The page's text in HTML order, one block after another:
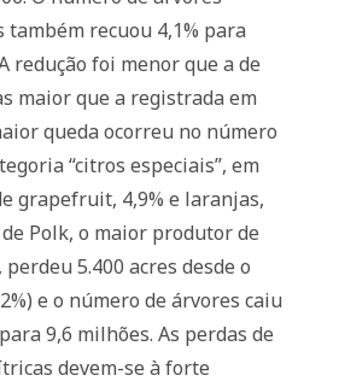
também recuou 4,1% para
redução foi menor que a de
maior que a registrada em
queda ocorreu no número
“citros especiais”, em
grapefruit, 4,9% e laranjas,
de Polk, o maior produtor de
5.400 acres desde o
e o número de árvores caiu
9,6 milhões. As perdas de
devem-se à forte